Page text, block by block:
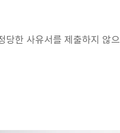
당한 사유서를 제출하지 않으